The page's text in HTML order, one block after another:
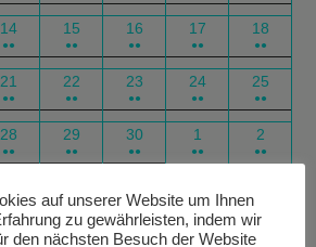
14
●●
15
●●
16
●●
17
●●
18
●●
21
●●
22
●●
23
●●
24
●●
25
●●
28
●●
29
●●
30
●●
1
●●
2
●●
Export
for
Google
Export
for
Outlook
auf unserer Website um Ihnen
zu gewährleisten, indem wir
den nächsten Besuch der Website